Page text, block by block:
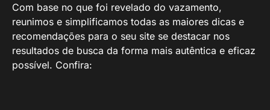
Com base no que foi revelado do vazamento,
reunimos e simplificamos todas as maiores dicas e
recomendações para o seu site se destacar nos
resultados de busca da forma mais autêntica e eficaz
possível. Confira: